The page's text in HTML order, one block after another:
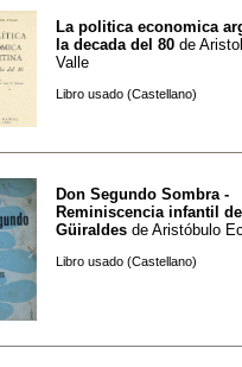
La politica economica
la decada del 80 de
Valle
Libro usado (Castellano)
Don Segundo Sombra -
Reminiscencia infantil
Güiraldes de Aristóbulo
Libro usado (Castellano)